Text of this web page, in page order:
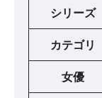
シリーズ
カテゴリ
女優